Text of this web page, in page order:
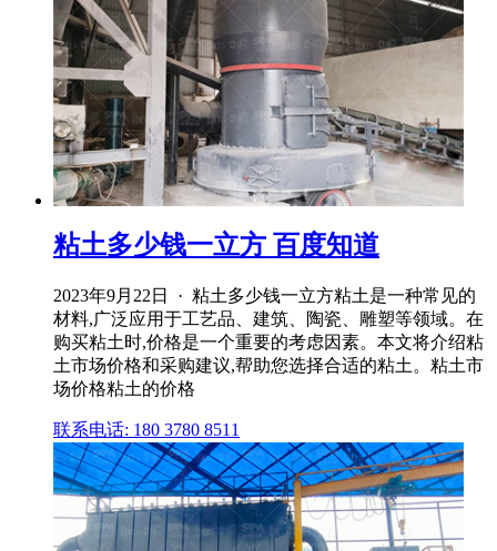
粘土多少钱一立方 百度知道
2023年9月22日 · 粘土多少钱一立方粘土是一种常见的
材料,广泛应用于工艺品、建筑、陶瓷、雕塑等领域。在
购买粘土时,价格是一个重要的考虑因素。本文将介绍粘
土市场价格和采购建议,帮助您选择合适的粘土。粘土市
场价格粘土的价格
联系电话: 180 3780 8511